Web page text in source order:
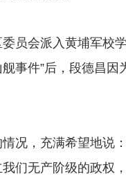
会派入黄埔军校
舰事件”后，段德昌
，充满希望地说：
们无产阶级的政权